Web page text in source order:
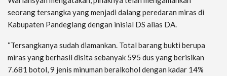
seorang tersangka yang menjadi dalang peredaran miras di
Kabupaten Pandeglang dengan inisial DS alias DA.
“Tersangkanya sudah diamankan. Total barang bukti berupa
miras yang berhasil disita sebanyak 595 dus yang berisikan
7.681 botol, 9 jenis minuman beralkohol dengan kadar 14%